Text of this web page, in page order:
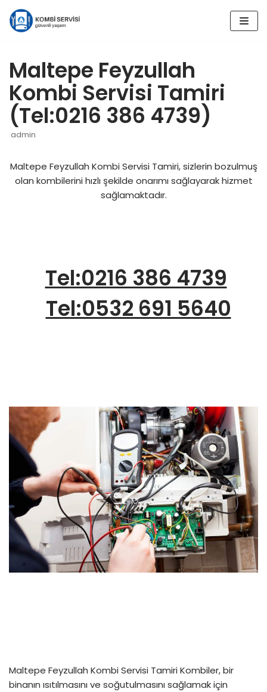
İçeriğe
geç
Maltepe Feyzullah
Kombi Servisi Tamiri
(Tel:0216 386 4739)
admin
Maltepe Feyzullah Kombi Servisi Tamiri, sizlerin bozulmuş
olan kombilerini hızlı şekilde onarımı sağlayarak hizmet
sağlamaktadır.
Tel:0216 386 4739
Tel:0532 691 5640
Maltepe Feyzullah Kombi Servisi Tamiri Kombiler, bir
binanın ısıtılmasını ve soğutulmasını sağlamak için